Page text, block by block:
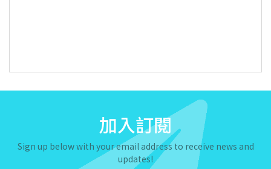
加入訂閱
Sign up below with your email address to receive news and
updates!